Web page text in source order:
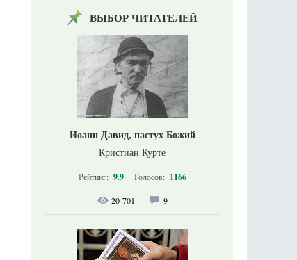
ВЫБОР ЧИТАТЕЛЕЙ
Иоанн Давид, пастух Божий
Кристиан Курте
Рейтинг: 9.9 Голосов: 1166
20 701 9